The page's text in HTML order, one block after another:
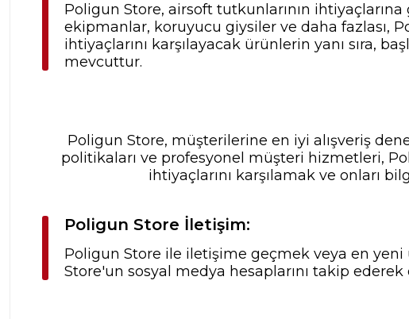
Poligun Store, airsoft tutkunlarının
ekipmanlar, koruyucu giysiler ve daha fazlası,
ihtiyaçlarını karşılayacak ürünlerin yanı sıra,
mevcuttur.
Poligun Store, müşterilerine en iyi alışveriş
politikaları ve profesyonel müşteri hizmetleri,
ihtiyaçlarını karşılamak ve onları
Poligun Store İletişim:
Poligun Store ile iletişime geçmek veya en
Store'un sosyal medya hesaplarını takip